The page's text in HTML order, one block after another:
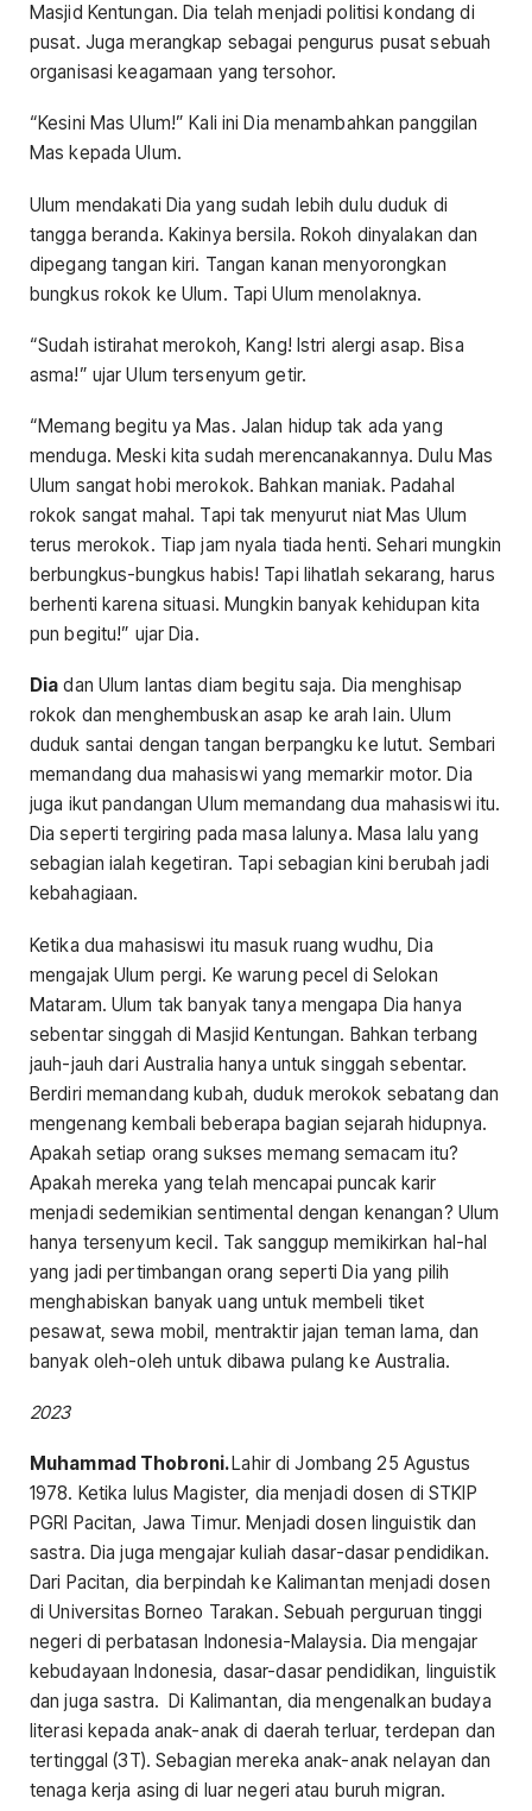
Masjid Kentungan. Dia telah menjadi politisi kondang di
pusat. Juga merangkap sebagai pengurus pusat sebuah
organisasi keagamaan yang tersohor.
“Kesini Mas Ulum!” Kali ini Dia menambahkan panggilan
Mas kepada Ulum.
Ulum mendakati Dia yang sudah lebih dulu duduk di
tangga beranda. Kakinya bersila. Rokoh dinyalakan dan
dipegang tangan kiri. Tangan kanan menyorongkan
bungkus rokok ke Ulum. Tapi Ulum menolaknya.
“Sudah istirahat merokoh, Kang! Istri alergi asap. Bisa
asma!” ujar Ulum tersenyum getir.
“Memang begitu ya Mas. Jalan hidup tak ada yang
menduga. Meski kita sudah merencanakannya. Dulu Mas
Ulum sangat hobi merokok. Bahkan maniak. Padahal
rokok sangat mahal. Tapi tak menyurut niat Mas Ulum
terus merokok. Tiap jam nyala tiada henti. Sehari mungkin
berbungkus-bungkus habis! Tapi lihatlah sekarang, harus
berhenti karena situasi. Mungkin banyak kehidupan kita
pun begitu!” ujar Dia.
Dia dan Ulum lantas diam begitu saja. Dia menghisap
rokok dan menghembuskan asap ke arah lain. Ulum
duduk santai dengan tangan berpangku ke lutut. Sembari
memandang dua mahasiswi yang memarkir motor. Dia
juga ikut pandangan Ulum memandang dua mahasiswi itu.
Dia seperti tergiring pada masa lalunya. Masa lalu yang
sebagian ialah kegetiran. Tapi sebagian kini berubah jadi
kebahagiaan.
Ketika dua mahasiswi itu masuk ruang wudhu, Dia
mengajak Ulum pergi. Ke warung pecel di Selokan
Mataram. Ulum tak banyak tanya mengapa Dia hanya
sebentar singgah di Masjid Kentungan. Bahkan terbang
jauh-jauh dari Australia hanya untuk singgah sebentar.
Berdiri memandang kubah, duduk merokok sebatang dan
mengenang kembali beberapa bagian sejarah hidupnya.
Apakah setiap orang sukses memang semacam itu?
Apakah mereka yang telah mencapai puncak karir
menjadi sedemikian sentimental dengan kenangan? Ulum
hanya tersenyum kecil. Tak sanggup memikirkan hal-hal
yang jadi pertimbangan orang seperti Dia yang pilih
menghabiskan banyak uang untuk membeli tiket
pesawat, sewa mobil, mentraktir jajan teman lama, dan
banyak oleh-oleh untuk dibawa pulang ke Australia.
2023
Muhammad Thobroni.Lahir di Jombang 25 Agustus
1978. Ketika lulus Magister, dia menjadi dosen di STKIP
PGRI Pacitan, Jawa Timur. Menjadi dosen linguistik dan
sastra. Dia juga mengajar kuliah dasar-dasar pendidikan.
Dari Pacitan, dia berpindah ke Kalimantan menjadi dosen
di Universitas Borneo Tarakan. Sebuah perguruan tinggi
negeri di perbatasan Indonesia-Malaysia. Dia mengajar
kebudayaan Indonesia, dasar-dasar pendidikan, linguistik
dan juga sastra. Di Kalimantan, dia mengenalkan budaya
literasi kepada anak-anak di daerah terluar, terdepan dan
tertinggal (3T). Sebagian mereka anak-anak nelayan dan
tenaga kerja asing di luar negeri atau buruh migran.